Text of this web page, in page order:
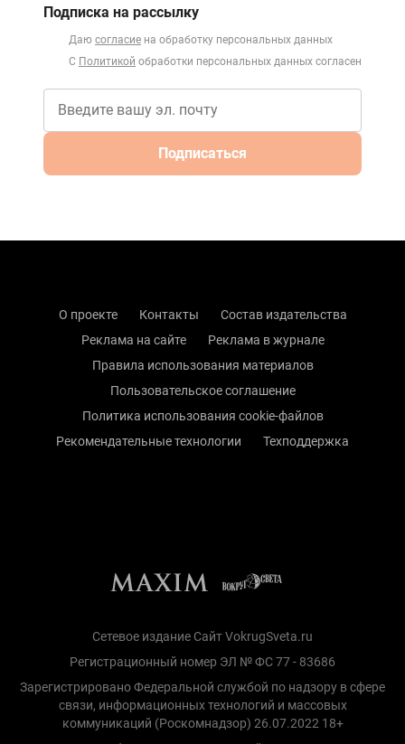
Подписка на рассылку
Даю согласие на обработку персональных данных
С Политикой обработки персональных данных согласен
Подписаться
О проекте Контакты
Состав издательства
Реклама на сайте
Реклама в журнале
Правила использования материалов
Пользовательское соглашение
Политика использования cookie-файлов
Рекомендательные технологии
Техподдержка
Сетевое издание Сайт VokrugSveta.ru
Регистрационный номер ЭЛ № ФС 77 - 83686
Зарегистрировано Федеральной службой по надзору в сфере
связи, информационных технологий и массовых
коммуникаций (Роскомнадзор) 26.07.2022 18+